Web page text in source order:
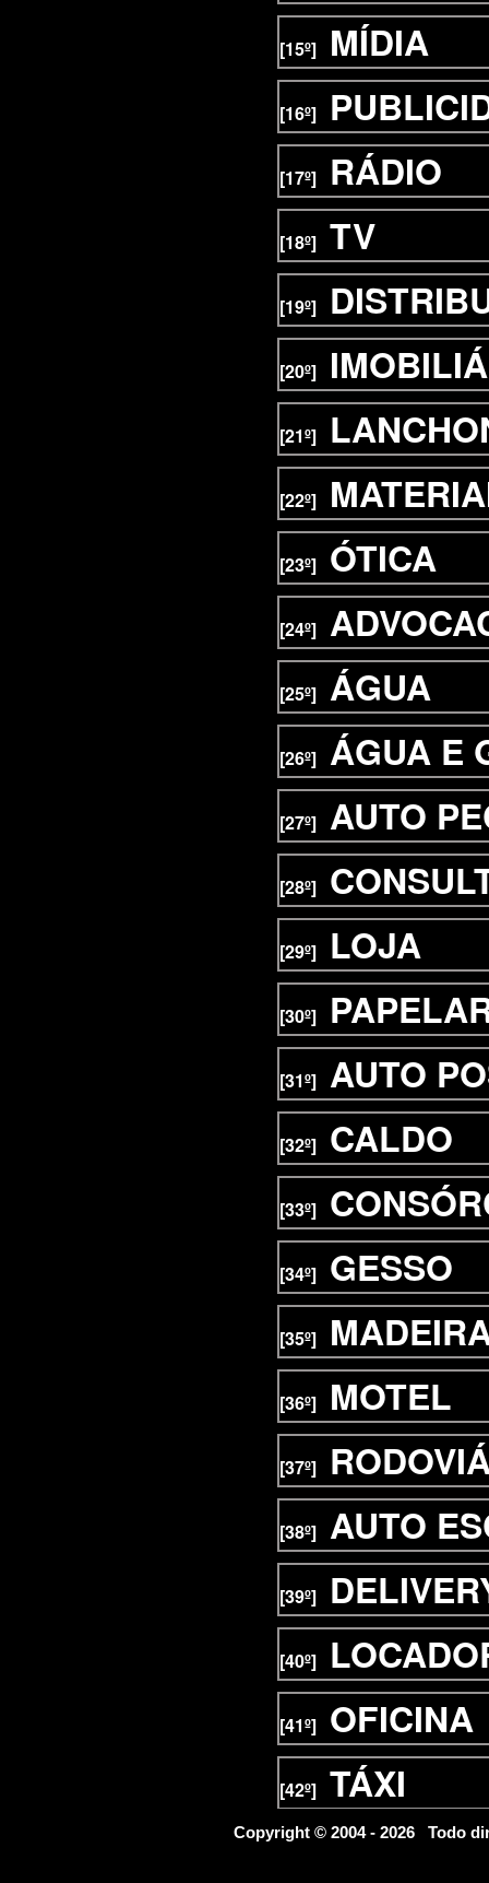
[15º] MÍDIA
[16º]
[17º] RÁDIO
[18º] TV
[19º]
[20º]
[21º]
[22º]
[23º] ÓTICA
[24º]
[25º] ÁGUA
[26º] ÁGUA E
[27º] AUTO
[28º]
[29º] LOJA
[30º]
[31º] AUTO
[32º] CALDO
[33º]
[34º] GESSO
[35º]
[36º] MOTEL
[37º]
[38º] AUTO
[39º]
[40º]
[41º] OFICINA
[42º] TÁXI
Copyright © 2004 - 2026 Todo